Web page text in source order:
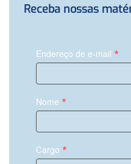
Receba nossas
Endereço de e-mail *
Nome *
Cargo *